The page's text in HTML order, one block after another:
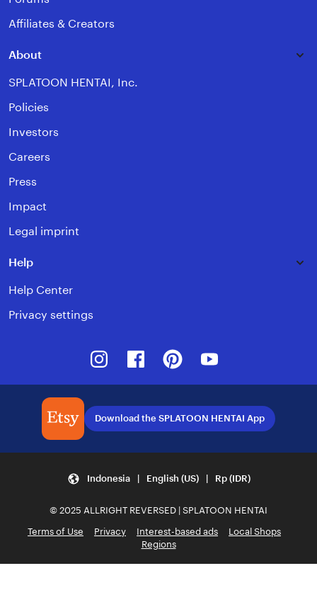
Affiliates & Creators
About
SPLATOON HENTAI, Inc.
Policies
Investors
Careers
Press
Impact
Legal imprint
Help
Help Center
Privacy settings
InstagramFacebookPinterest
Download the SPLATOON HENTAI App
Indonesia | English (US) | Rp (IDR)
© 2025 ALLRIGHT REVERSED | SPLATOON HENTAI
Terms of Use
Privacy Interest-based ads
Local Shops
Regions